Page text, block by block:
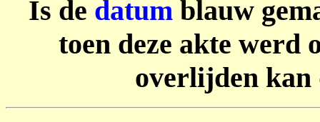
Is de datum blauw
toen deze akte werd
overlijden